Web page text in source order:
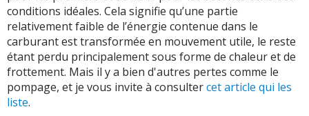
conditions idéales. Cela signifie qu’une partie
relativement faible de l’énergie contenue dans le
carburant est transformée en mouvement utile, le reste
étant perdu principalement sous forme de chaleur et de
frottement. Mais il y a bien d'autres pertes comme le
pompage, et je vous invite à consultercet article qui les
liste.